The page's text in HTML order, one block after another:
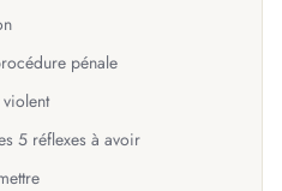
pénale
5 réflexes à avoir